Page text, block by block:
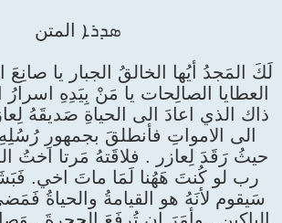
ܣܕܪܐ المتن
لَكَ المَجدُ أيُها الخالقُ الجبار يا
العطايا الصالِحات يا مَنْ بِيَدِهِ
ذاك الذي اعادَ الى الحياةِ صَديقَهُ
الى الامواتِ فأنطلقَ بجمهورِ
حيثُ رَقَدَ لِعازر . فلاقَتهُ مَرتا اختُ
رب لو كُنتَ هَهُنا لَمَا ماتَ اخي.
سَيقوم لأنَهُ هو القيامةُ والحياةُ